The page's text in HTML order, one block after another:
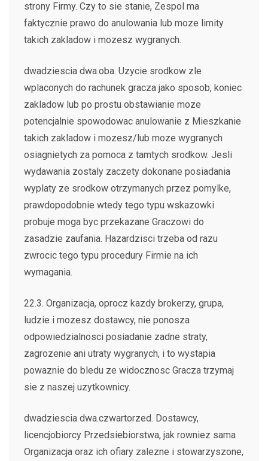
strony Firmy. Czy to sie stanie, Zespol ma
faktycznie prawo do anulowania lub moze limity
takich zakladow i mozesz wygranych.
dwadziescia dwa.oba. Uzycie srodkow zle
wplaconych do rachunek gracza jako sposob, koniec
zakladow lub po prostu obstawianie moze
potencjalnie spowodowac anulowanie z Mieszkanie
takich zakladow i mozesz/lub moze wygranych
osiagnietych za pomoca z tamtych srodkow. Jesli
wydawania zostaly zaczety dokonane posiadania
wyplaty ze srodkow otrzymanych przez pomylke,
prawdopodobnie wtedy tego typu wskazowki
probuje moga byc przekazane Graczowi do
zasadzie zaufania. Hazardzisci trzeba od razu
zwrocic tego typu procedury Firmie na ich
wymagania.
22.3. Organizacja, oprocz kazdy brokerzy, grupa,
ludzie i mozesz dostawcy, nie ponosza
odpowiedzialnosci posiadanie zadne straty,
zagrozenie ani utraty wygranych, i to wystapia
powaznie do bledu ze widocznosc Gracza trzymaj
sie z naszej uzytkownicy.
dwadziescia dwa.czwartorzed. Dostawcy,
licencjobiorcy Przedsiebiorstwa, jak rowniez sama
Organizacja oraz ich ofiary zalezne i stowarzyszone,